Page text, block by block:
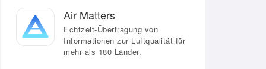
Air Matters
Echtzeit-Übertragung von
Informationen zur Luftqualität für
mehr als 180 Länder.